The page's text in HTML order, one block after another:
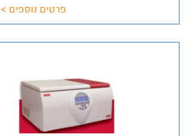
פרטים נוספים >